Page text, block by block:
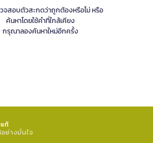
จสอบตัวสะกดว่าถูกต้องหรือไม่ หรือ
ค้นหาโดยใช้คำที่ใกล้เคียง
กรุณาลองค้นหาใหม่อีกครั้ง
ท้
ย่างมั่นใจ​